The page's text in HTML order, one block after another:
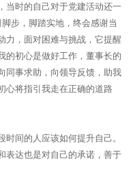
当时的自己对于党建活动还一
步，脚踏实地，终会感谢当
力，面对困难与挑战，它提醒
的初心是做好工作，董事长的
同事求助，向领导反馈，助我
心将指引我走在正确的道路
间的人应该如何提升自己。
表达也是对自己的承诺，善于